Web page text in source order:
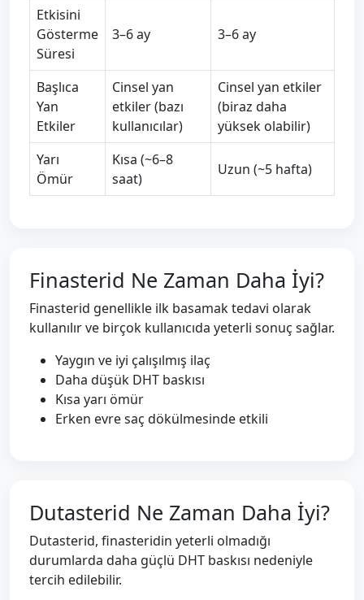
Etkisini
Gösterme
Süresi
3–6 ay 3–6 ay
Başlıca
Yan
Etkiler
Cinsel yan
etkiler (bazı
kullanıcılar)
Cinsel yan etkiler
(biraz daha
yüksek olabilir)
Yarı
Ömür
Kısa (~6–8
saat)
Uzun (~5 hafta)
Finasterid Ne Zaman Daha İyi?
Finasterid genellikle ilk basamak tedavi olarak
kullanılır ve birçok kullanıcıda yeterli sonuç sağlar.
Yaygın ve iyi çalışılmış ilaç
Daha düşük DHT baskısı
Kısa yarı ömür
Erken evre saç dökülmesinde etkili
Dutasterid Ne Zaman Daha İyi?
Dutasterid, finasteridin yeterli olmadığı
durumlarda daha güçlü DHT baskısı nedeniyle
tercih edilebilir.